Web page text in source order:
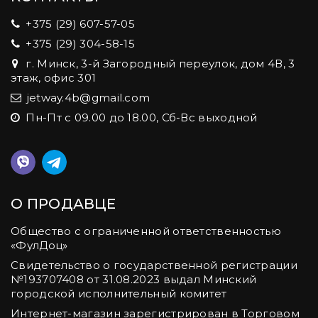
+375 (29) 607-57-05
+375 (29) 304-58-15
г. Минск, 3-й Загородный переулок, дом 4В, 3
этаж, офис 301
jetway.4b@gmail.com
Пн-Пт с 09.00 до 18.00, Сб-Вс выходной
О ПРОДАВЦЕ
Общество с ограниченной ответственностью
«ФулДоц»
Свидетельство о государственной регистрации
№‎193707408 от 31.08.2023 выдал Минский
городской исполнительный комитет
Интернет-магазин зарегистрирован в Торговом